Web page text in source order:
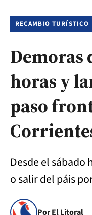
RECAMBIO TURÍSTICO
Demoras
horas y
paso
Desde el sábado
o salir del páis
Por El Litoral